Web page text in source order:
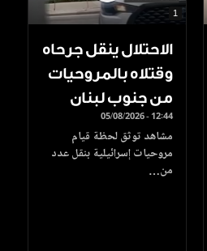
1
الاحتلال ينقل جرحاه
وقتلاه بالمروحيات
من جنوب لبنان
05/08/2026 - 12:44
مشاهد توثق لحظة قيام
مروحيات إسرائيلية بنقل عدد
من…